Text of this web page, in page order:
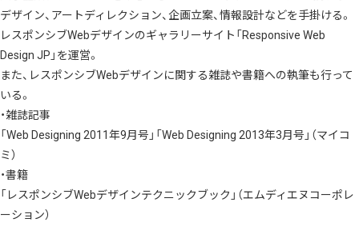
デザイン、アートディレクション、企画立案、情報設計などを手掛ける。
レスポンシブWebデザインのギャラリーサイト「 Responsive Web
Design JP 」を運営。
また、レスポンシブWebデザインに関する雑誌や書籍への執筆も行って
いる。
・雑誌記事
「 Web Designing 2011年9月号 」「 Web Designing 2013年3月号 」（マイコ
ミ）
・書籍
「 レスポンシブWebデザインテクニックブック 」（エムディエヌコーポレ
ーション）